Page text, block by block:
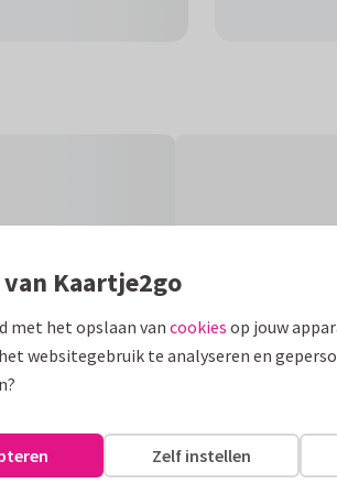
Kaartje2go
met het opslaan van cookies op jouw
websitegebruik te analyseren en
Zelf instellen